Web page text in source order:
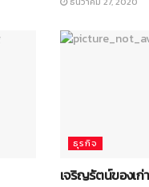
ธุรกิจ
เจริญรัตน์ของเ